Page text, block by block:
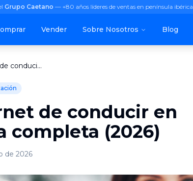
Grupo Caetano — +80 años líderes de ventas en península ibérica
Vender Sobre Nosotros Blog
Tipos de carnet de conducir en España: guía completa (2026)
de conducir en
completa (2026)
de 2026